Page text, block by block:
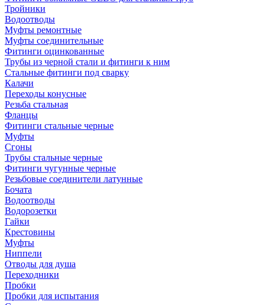
Тройники
Водоотводы
Муфты ремонтные
Муфты соединительные
Фитинги оцинкованные
Трубы из черной стали и фитинги к ним
Стальные фитинги под сварку
Калачи
Переходы конусные
Резьба стальная
Фланцы
Фитинги стальные черные
Муфты
Сгоны
Трубы стальные черные
Фитинги чугунные черные
Резьбовые соединители латунные
Бочата
Водоотводы
Водорозетки
Гайки
Крестовины
Муфты
Ниппели
Отводы для душа
Переходники
Пробки
Пробки для испытания